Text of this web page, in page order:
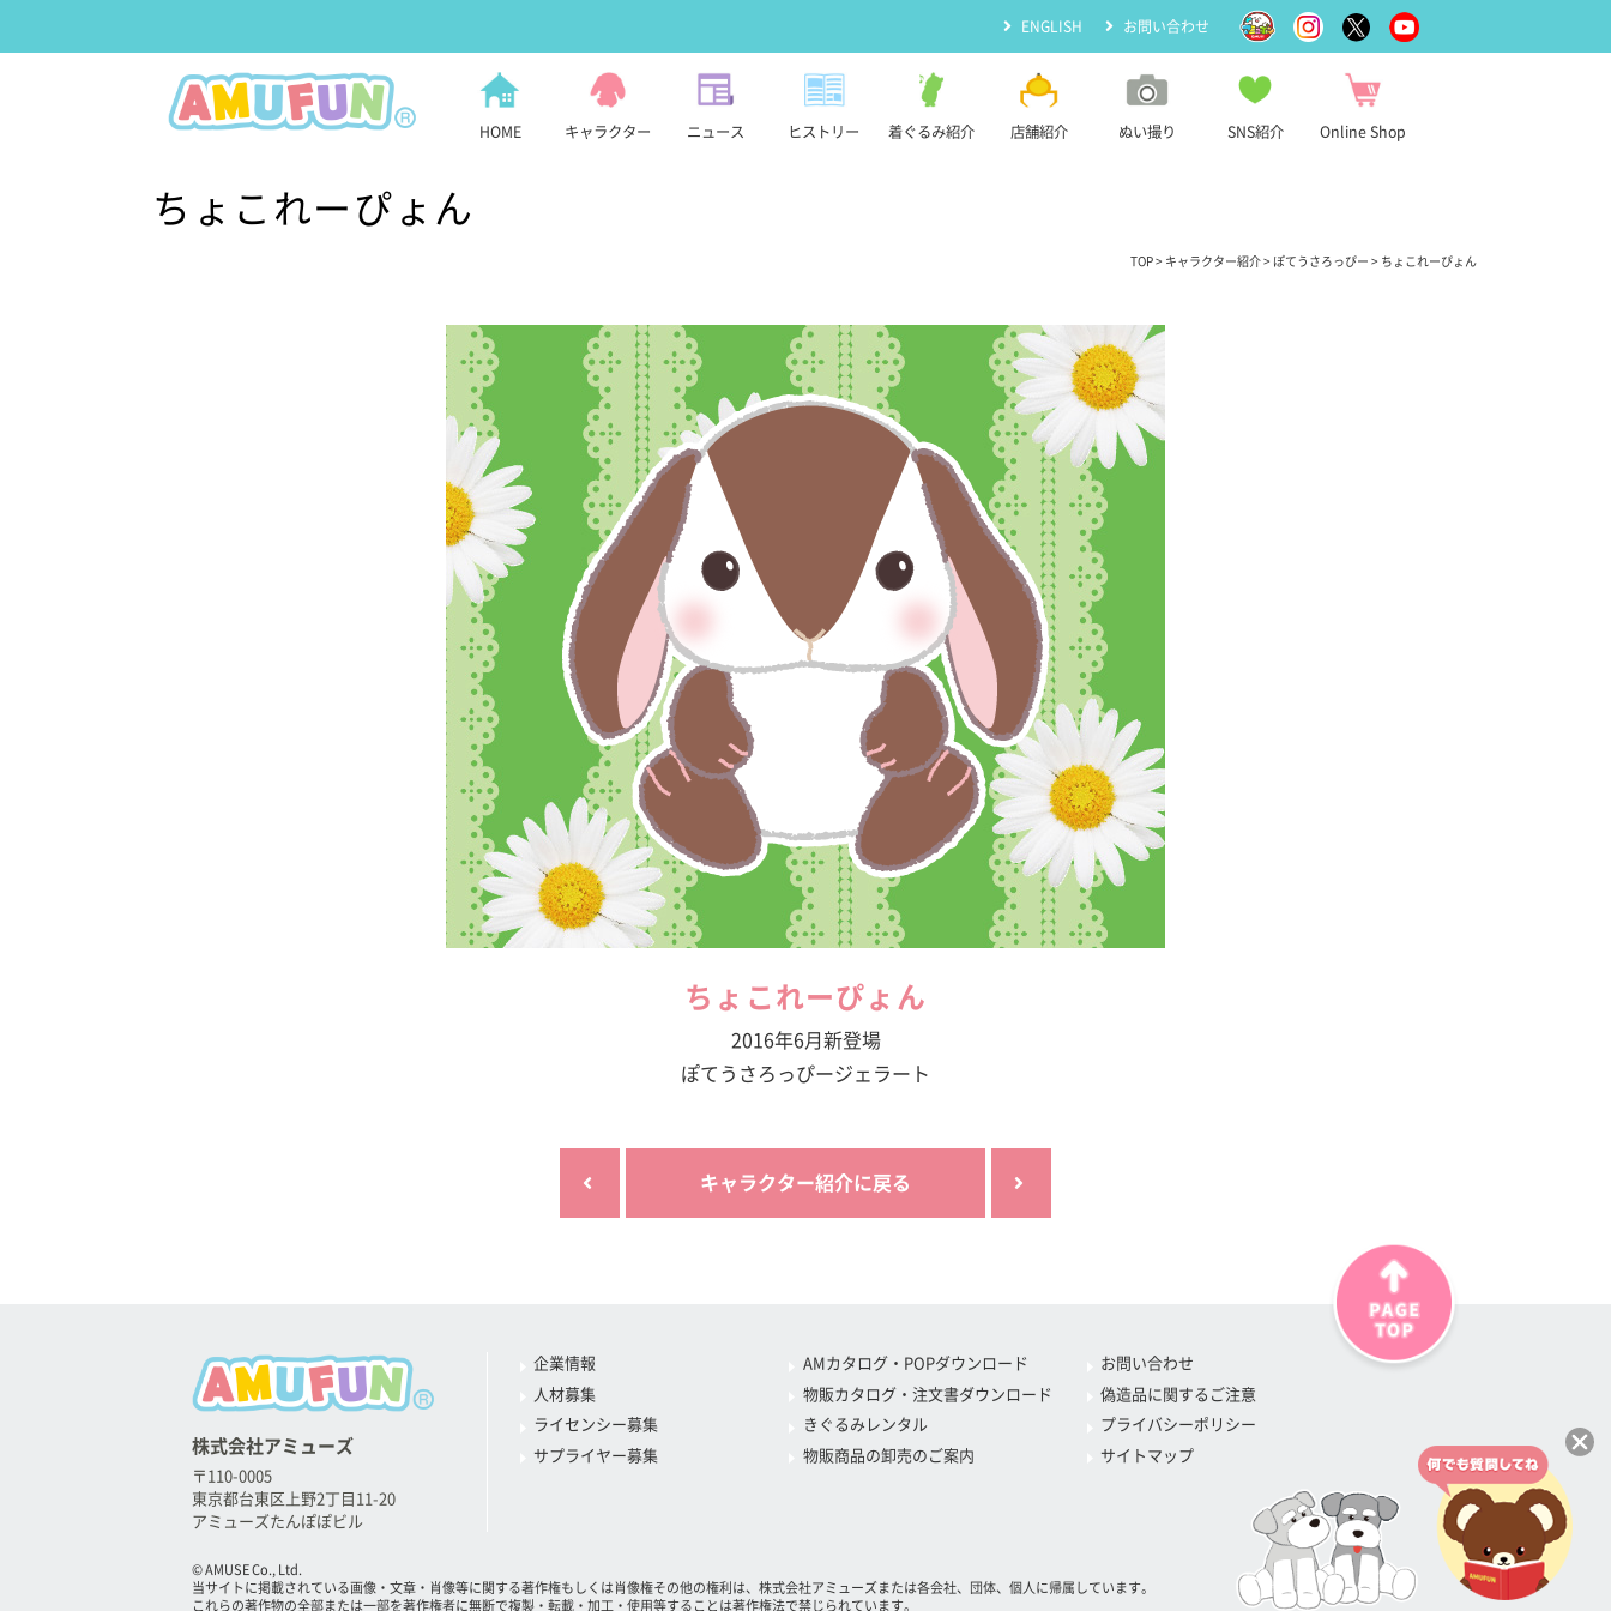
ENGLISH お問い合わせ
HOME キャラクター ニュース ヒストリー 着ぐるみ紹介 店舗紹介 ぬい撮り SNS紹介 Online Shop
ちょこれーぴょん
TOP > キャラクター紹介 > ぽてうさろっぴー > ちょこれーぴょん
ちょこれーぴょん
2016年6月新登場
ぽてうさろっぴージェラート
キャラクター紹介に戻る
企業情報
人材募集
ライセンシー募集
サプライヤー募集
AMカタログ・POPダウンロード
物販カタログ・注文書ダウンロード
きぐるみレンタル
物販商品の卸売のご案内
お問い合わせ
偽造品に関するご注意
プライバシーポリシー
サイトマップ
株式会社アミューズ
〒110-0005
東京都台東区上野2丁目11-20
アミューズたんぽぽビル
© AMUSE Co., Ltd.
当サイトに掲載されている画像・文章・肖像等に関する著作権もしくは肖像権その他の権利は、株式会社アミューズまたは各会社、団体、個人に帰属しています。
これらの著作物の全部または一部を著作権者に無断で複製・転載・加工・使用等することは著作権法で禁じられています。